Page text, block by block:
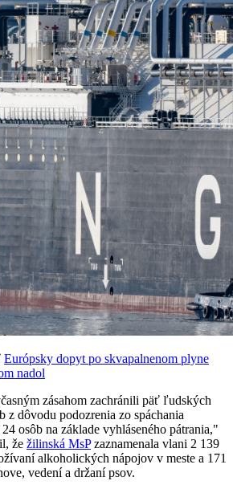
Európsky dopyt po skvapalnenom plyne
nadol
zásahom zachránili päť ľudských
z dôvodu podozrenia zo spáchania
osôb na základe vyhláseného pátrania,"
že žilinská MsPzaznamenala vlani 2 139
alkoholických nápojov v meste a 171
vedení a držaní psov.